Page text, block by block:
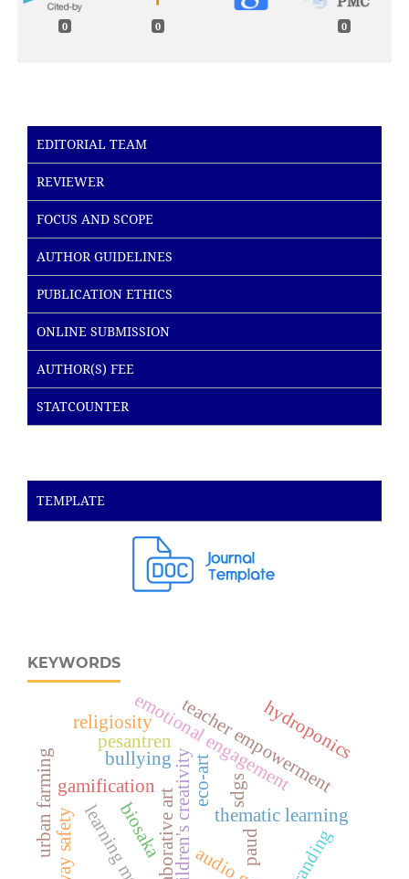
0 0 0
EDITORIAL TEAM
REVIEWER
FOCUS AND SCOPE
AUTHOR GUIDELINES
PUBLICATION ETHICS
ONLINE SUBMISSION
AUTHOR(S) FEE
STATCOUNTER
TEMPLATE
KEYWORDS
bullying children's creativity
collaborative art
emotional engagement
eco-art
learning media paud
teacher empowerment
thematic learning
gamification
branding
pesantren
religiosity hydroponics
urban farming sdgs
biosaka